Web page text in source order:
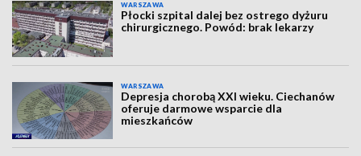
WARSZAWA
Płocki szpital dalej bez ostrego dyżuru
chirurgicznego. Powód: brak lekarzy
WARSZAWA
Depresja chorobą XXI wieku. Ciechanów
oferuje darmowe wsparcie dla
mieszkańców